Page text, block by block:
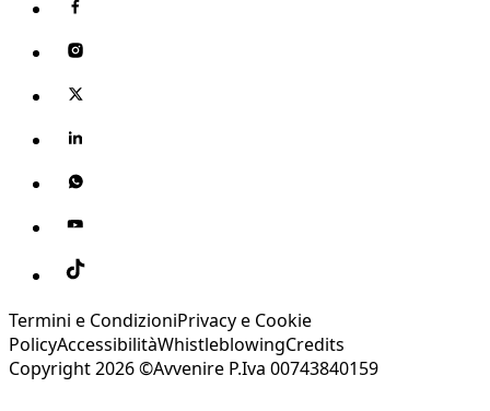
Termini e CondizioniPrivacy e Cookie
PolicyAccessibilitàWhistleblowingCredits
Copyright 2026 ©Avvenire P.Iva 00743840159